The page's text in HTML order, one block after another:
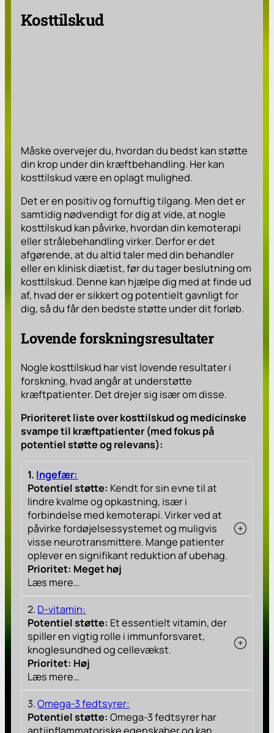
Kosttilskud
Måske overvejer du, hvordan du bedst kan støtte
din krop under din kræftbehandling. Her kan
kosttilskud være en oplagt mulighed.
Det er en positiv og fornuftig tilgang. Men det er
samtidig nødvendigt for dig at vide, at nogle
kosttilskud kan påvirke, hvordan din kemoterapi
eller strålebehandling virker. Derfor er det
afgørende, at du altid taler med din behandler
eller en klinisk diætist, før du tager beslutning om
kosttilskud. Denne kan hjælpe dig med at finde ud
af, hvad der er sikkert og potentielt gavnligt for
dig, så du får den bedste støtte under dit forløb.
Lovende forskningsresultater
Nogle kosttilskud har vist lovende resultater i
forskning, hvad angår at understøtte
kræftpatienter. Det drejer sig især om disse.
Prioriteret liste over kosttilskud og medicinske
svampe til kræftpatienter (med fokus på
potentiel støtte og relevans):
1. Ingefær:
Potentiel støtte: Kendt for sin evne til at
lindre kvalme og opkastning, især i
forbindelse med kemoterapi. Virker ved at
påvirke fordøjelsessystemet og muligvis
visse neurotransmittere. Mange patienter
oplever en signifikant reduktion af ubehag.
Prioritet: Meget høj
Læs mere…
2. D-vitamin:
Potentiel støtte: Et essentielt vitamin, der
spiller en vigtig rolle i immunforsvaret,
knoglesundhed og cellevækst.
Prioritet: Høj
Læs mere…
3.Omega-3 fedtsyrer:
Potentiel støtte: Omega-3 fedtsyrer har